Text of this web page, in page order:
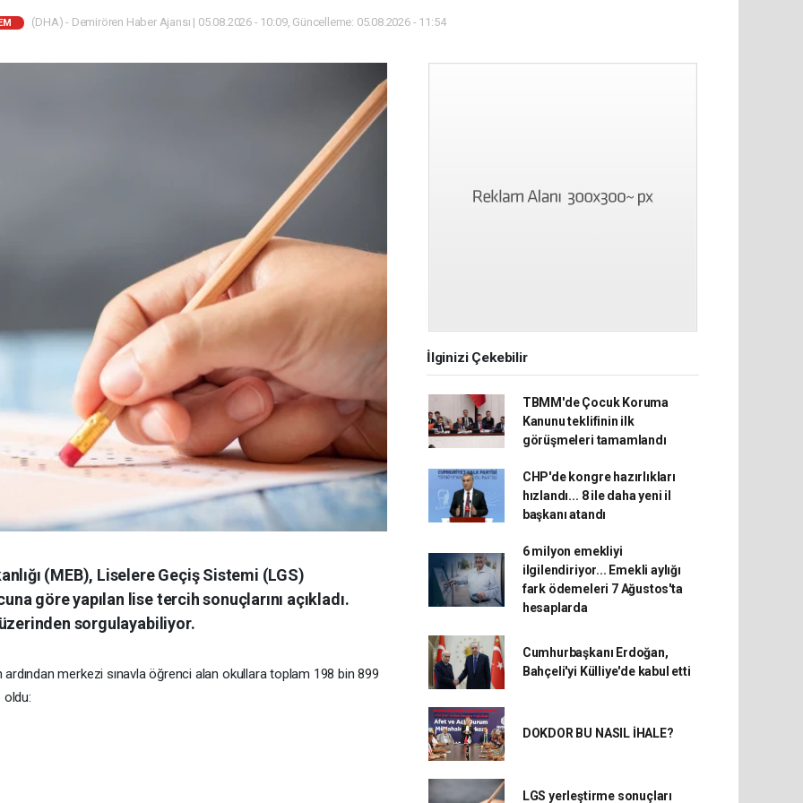
(DHA) - Demirören Haber Ajansı | 05.08.2026 - 10:09, Güncelleme: 05.08.2026 - 11:54
(MEB), Liselere Geçiş Sistemi (LGS)
göre yapılan lise tercih sonuçlarını açıkladı.
sorgulayabiliyor.
merkezi sınavla öğrenci alan okullara toplam 198 bin 899
oldu:
İlginizi Çekebilir
TBMM'de Çocuk Koruma
Kanunu teklifinin ilk
görüşmeleri tamamlandı
CHP'de kongre hazırlıkları
hızlandı... 8 ile daha yeni il
başkanı atandı
6 milyon emekliyi
ilgilendiriyor... Emekli aylığı
fark ödemeleri 7 Ağustos'ta
hesaplarda
Cumhurbaşkanı Erdoğan,
Bahçeli'yi Külliye'de kabul etti
DOKDOR BU NASIL İHALE?
LGS yerleştirme sonuçları